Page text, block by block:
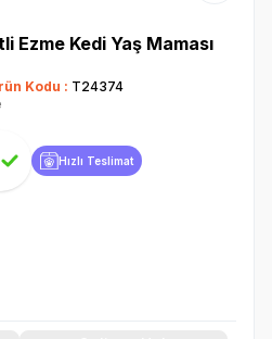
Ezme Kedi Yaş Maması
Kodu : T24374
Hızlı Teslimat